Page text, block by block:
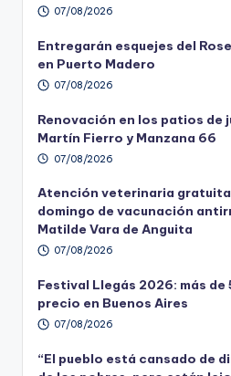
07/08/2026
Entregarán esquejes del
en Puerto Madero
07/08/2026
Renovación en los patios de
Martín Fierro y Manzana 66
07/08/2026
Atención veterinaria
domingo de vacunación
Matilde Vara de Anguita
07/08/2026
Festival Llegás 2026: más de
precio en Buenos Aires
07/08/2026
“El pueblo está cansado de